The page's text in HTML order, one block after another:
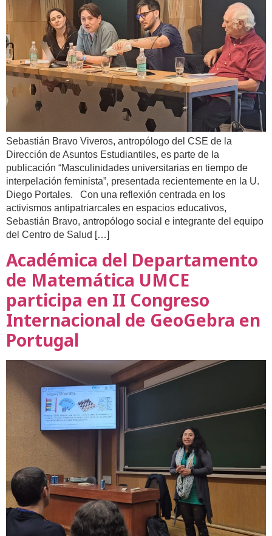
Sebastián Bravo Viveros, antropólogo del CSE de la
Dirección de Asuntos Estudiantiles, es parte de la
publicación “Masculinidades universitarias en tiempo de
interpelación feminista”, presentada recientemente en la U.
Diego Portales. Con una reflexión centrada en los
activismos antipatriarcales en espacios educativos,
Sebastián Bravo, antropólogo social e integrante del equipo
del Centro de Salud […]
Académica del Departamento
de Matemática UMCE
participa en II Congreso
Internacional de GeoGebra en
Portugal